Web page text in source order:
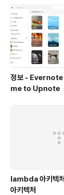
정보 -
me to Upnote
lambda 아키텍
아키텍처